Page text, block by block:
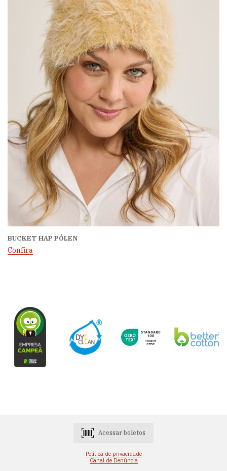
BUCKET HAP PÓLEN
Confira
Acessar boletos
Política de privacidade
Canal de Denúncia